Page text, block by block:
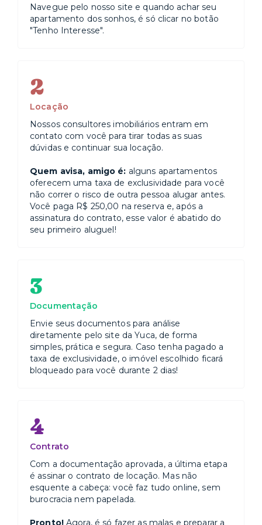
Navegue pelo nosso site e quando achar seu
apartamento dos sonhos, é só clicar no botão
"Tenho Interesse".
2
Locação
Nossos consultores imobiliários entram em
contato com você para tirar todas as suas
dúvidas e continuar sua locação.
Quem avisa, amigo é: alguns apartamentos
oferecem uma taxa de exclusividade para você
não correr o risco de outra pessoa alugar antes.
Você paga R$ 250,00 na reserva e, após a
assinatura do contrato, esse valor é abatido do
seu primeiro aluguel!
3
Documentação
Envie seus documentos para análise
diretamente pelo site da Yuca, de forma
simples, prática e segura. Caso tenha pagado a
taxa de exclusividade, o imóvel escolhido ficará
bloqueado para você durante 2 dias!
4
Contrato
Com a documentação aprovada, a última etapa
é assinar o contrato de locação. Mas não
esquente a cabeça: você faz tudo online, sem
burocracia nem papelada.
Pronto!Agora, é só fazer as malas e preparar a